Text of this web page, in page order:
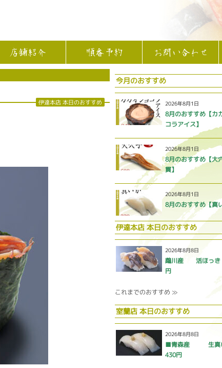
店舗紹介 順番予約 お問い合わせ
伊達本店 本日のおすすめ
今月のおすすめ
2026年8月1日
8月のおすすめ【カ
コラアイス】
2026年8月1日
8月のおすすめ【大
貫】
2026年8月1日
8月のおすすめ【真
伊達本店 本日のおすすめ
2026年8月8日
鵡川産 活ほっ
円
これまでのおすすめ ≫
室蘭店 本日のおすすめ
2026年8月8日
■青森産 生
430円